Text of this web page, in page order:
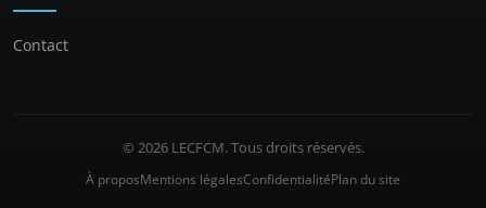
Contact
© 2026 LECFCM. Tous droits réservés.
À proposMentions légalesConfidentialitéPlan du site